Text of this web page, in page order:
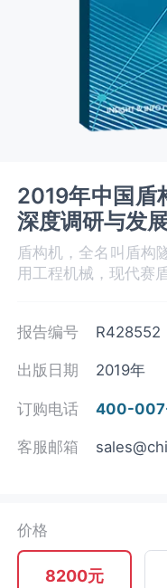
2019年中国盾
深度调研与发
盾构机，全名叫盾构
用工程机械，现代赛
报告编号 R428552
出版日期 2019年
订购电话 400-
客服邮箱
价格
8200元